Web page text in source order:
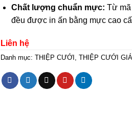
Chất lượng chuẩn mực: Từ
đều được in ấn bằng mực cao
Liên hệ
Danh mục: THIỆP CƯỚI , THIỆP CƯỚI